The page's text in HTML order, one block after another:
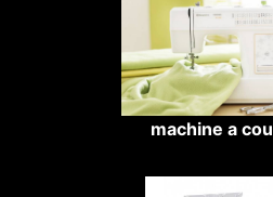
machine a